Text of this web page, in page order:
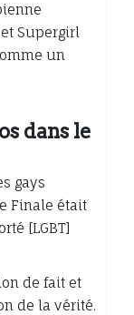
Supergirl
un
dans le
gays
Finale était
[LGBT]
de fait et
de la vérité.